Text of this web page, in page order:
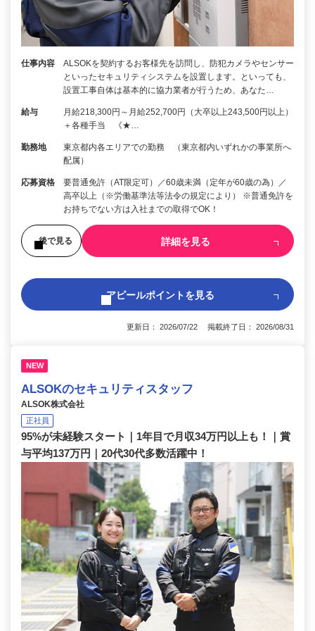
仕事内容
ALSOKを契約するお客様先を訪問し、防犯カメラやセンサー
といったセキュリティシステムを設置します。といっても、
設置工事自体は基本的に協力業者が行うため、あなた…
給与
月給218,300円～月給252,700円（大卒以上243,500円以上）
＋各種手当 《★…
勤務地
東京都内各エリアでの勤務 （東京都内いずれかの事業所へ
配属）
応募資格
要普通免許（AT限定可）／60歳未満（定年が60歳の為）／
高卒以上（※労働基準法等法令の規定により） ※普通免許を
お持ちでない方は入社までの取得でOK！
後で見る 詳細を見る
アピールポイントを見る
更新日： 2026/07/22 掲載終了日： 2026/08/31
NEW
ALSOKのセキュリティスタッフ
ALSOK株式会社
正社員
95%が未経験スタート｜1年目で月収34万円以上も！｜賞
与平均137万円｜20代30代多数活躍中！